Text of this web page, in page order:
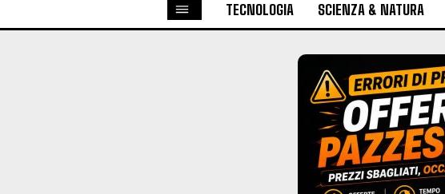
TECNOLOGIA SCIENZA & NATURA